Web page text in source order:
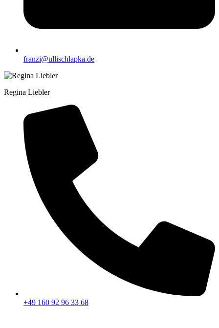
franzi@ullischlapka.de
Regina Liebler
+49 160 92 96 33 68